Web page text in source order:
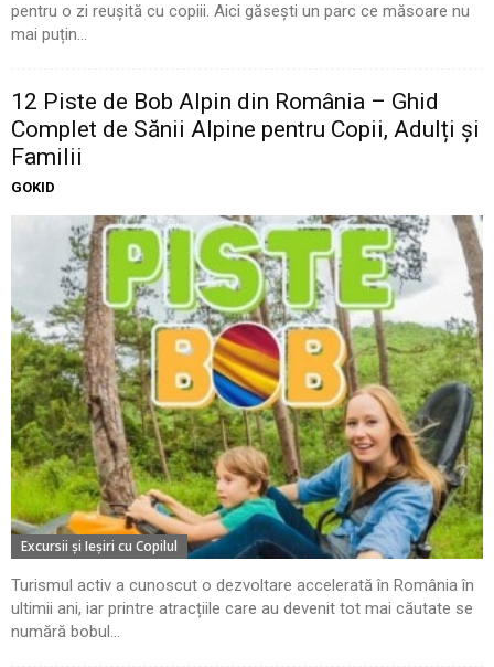
pentru o zi reușită cu copiii. Aici găsești un parc ce măsoare nu
mai puțin...
12 Piste de Bob Alpin din România – Ghid
Complet de Sănii Alpine pentru Copii, Adulți și
Familii
GOKID
Excursii şi Ieşiri cu Copilul
Turismul activ a cunoscut o dezvoltare accelerată în România în
ultimii ani, iar printre atracțiile care au devenit tot mai căutate se
numără bobul...